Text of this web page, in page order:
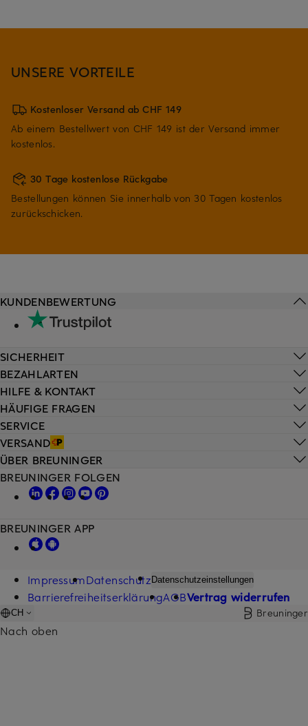
UNSERE VORTEILE
Kostenloser Versand ab CHF 149
Ab einem Bestellwert von CHF 149 ist der Versand immer
kostenlos.
30 Tage kostenlose Rückgabe
Bestellungen können Sie innerhalb von 30 Tagen kostenlos
zurückschicken.
HILFE & KONTAKT
HÄUFIGE FRAGEN
SERVICE
VERSAND
KUNDENBEWERTUNG
SICHERHEIT
BEZAHLARTEN
ÜBER BREUNINGER
BREUNINGER FOLGEN
BREUNINGER APP
ImpressumDatenschutz Datenschutzeinstellungen
BarrierefreiheitserklärungAGBVertrag widerrufen
CH Breuninger
Nach oben